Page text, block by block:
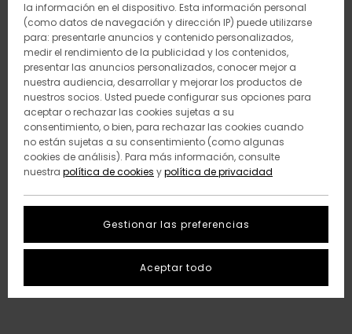
la información en el dispositivo. Esta información personal
(como datos de navegación y dirección IP) puede utilizarse
para: presentarle anuncios y contenido personalizados,
medir el rendimiento de la publicidad y los contenidos,
presentar las anuncios personalizados, conocer mejor a
nuestra audiencia, desarrollar y mejorar los productos de
nuestros socios. Usted puede configurar sus opciones para
aceptar o rechazar las cookies sujetas a su
consentimiento, o bien, para rechazar las cookies cuando
no están sujetas a su consentimiento (como algunas
cookies de análisis). Para más información, consulte
nuestra política de cookies ypolítica de privacidad
Gestionar las preferencias
Aceptar todo